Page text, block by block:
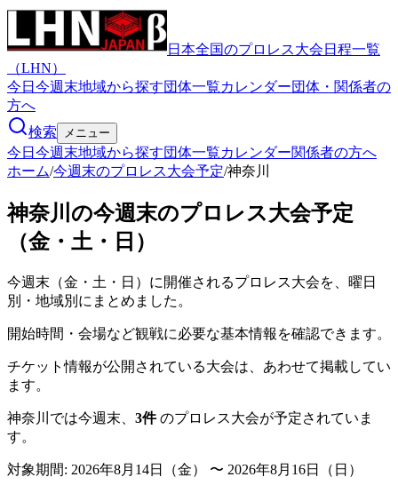
日本全国のプロレス大会日程一覧
（LHN）
今日 今週末地域から探す団体一覧カレンダー団体・関係者の
方へ
検索
メニュー
今日 今週末地域から探す団体一覧カレンダー関係者の方へ
ホーム/今週末のプロレス大会予定/神奈川
神奈川の今週末のプロレス大会予定
（金・土・日）
今週末（金・土・日）に開催されるプロレス大会を、曜日
別・地域別にまとめました。
開始時間・会場など観戦に必要な基本情報を確認できます。
チケット情報が公開されている大会は、あわせて掲載してい
ます。
神奈川 では今週末、 3件のプロレス大会が予定されていま
す。
対象期間: 2026年8月14日（金） 〜 2026年8月16日（日）